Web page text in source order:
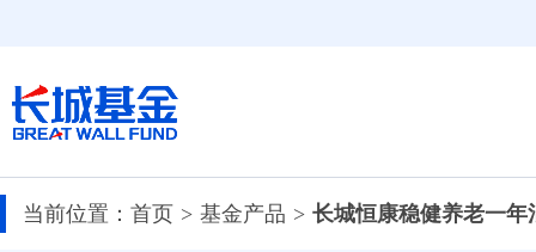
当前位置： 首页 基金产品 长城恒康稳健养老一年